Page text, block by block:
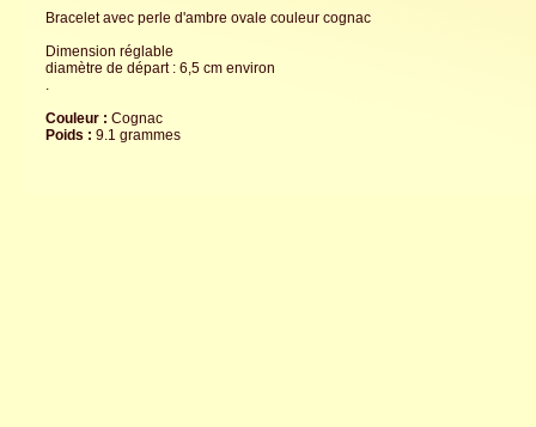
Bracelet avec perle d'ambre ovale couleur cognac
Dimension réglable
diamètre de départ : 6,5 cm environ
.
Couleur : Cognac
Poids : 9.1 grammes